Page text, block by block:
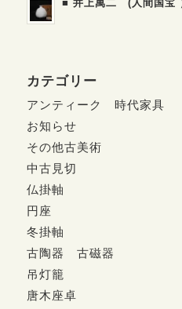
■ 井上萬二 (人間国宝
カテゴリー
アンティーク 時代家具
お知らせ
その他古美術
中古見切
仏掛軸
円座
冬掛軸
古陶器 古磁器
吊灯籠
唐木座卓